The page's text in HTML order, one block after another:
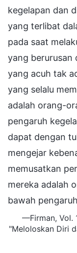
kegelapan dan
yang terlibat
pada saat
yang berurusan
yang acuh tak
yang selalu
adalah orang-
pengaruh
dapat dengan
mengejar
memusatkan
mereka adalah
bawah
—Firman, Vol.
"Meloloskan Diri